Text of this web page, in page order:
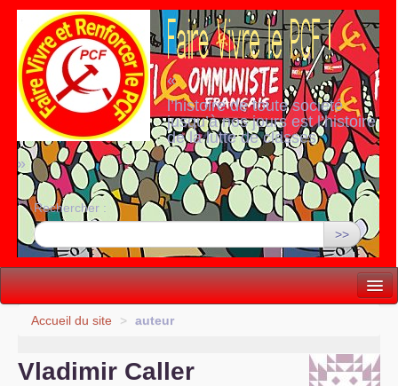
«
l’histoire de toute société
jusqu’à nos jours est l’histoire
de la lutte de classes
»
Rechercher :
>>
Vie politique
Accueil du site > auteur
Vladimir Caller